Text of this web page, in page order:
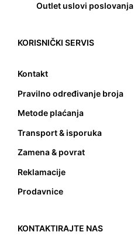
Outlet uslovi poslovanja
KORISNIČKI SERVIS
Kontakt
Pravilno određivanje broja
Metode plaćanja
Transport & isporuka
Zamena & povrat
Reklamacije
Prodavnice
KONTAKTIRAJTE NAS